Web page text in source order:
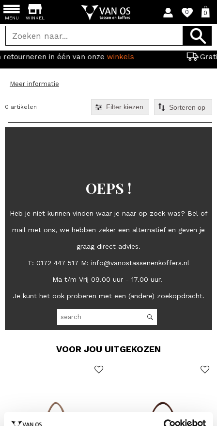
WINKEL
0 0
onzewinkels Gratis verzending vanaf
MENU
Meer informatie
0 artikelen Filter kiezen
OEPS !
Heb je niet kunnen vinden waar je naar op zoek was? Bel of
mail met ons, we hebben zeker een alternatief en geven je
graag direct advies.
T: 0172 447 517 M: info@vanostassenenkoffers.nl
Ma t/m Vrij 09.00 uur - 17.00 uur.
Je kunt het ook proberen met een (andere) zoekopdracht.
VOOR JOU UITGEKOZEN